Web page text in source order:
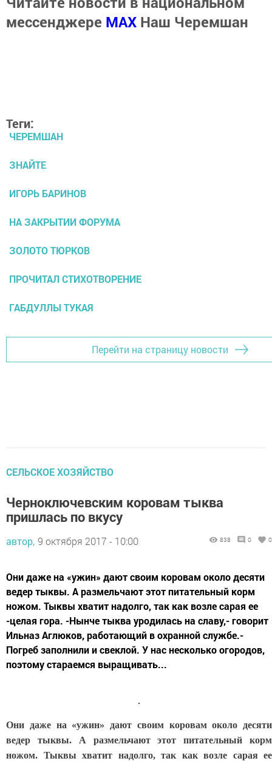
мессенджере MАХ Наш Черемшан
Теги:
ЧЕРЕМШАН
ЗНАЙТЕ
ИГОРЬ БАРИНОВ
НА ЗАКРЫТИИ ФОРУМА
ЗОЛОТО ТЮРКОВ
ПРОЧИТАЛ СТИХОТВОРЕНИЕ
ГАБДУЛЛЫ ТУКАЯ
Перейти на страницу новости
СЕЛЬСКОЕ ХОЗЯЙСТВО
Черноключевским коровам тыква
пришлась по вкусу
автор, 9 октября 2017 - 10:00 838 0 0
Они даже на «ужин» дают своим коровам около десяти
ведер тыквы. А размельчают этот питательный корм
ножом. Тыквы хватит надолго, так как возле сарая ее
-целая гора. -Нынче тыква уродилась на славу,- говорит
Ильназ Аглюков, работающий в охранной службе.-
Погреб заполнили и свеклой. У нас несколько огородов,
поэтому стараемся выращивать...
Они даже на «ужин» дают своим коровам около десяти
ведер тыквы. А размельчают этот питательный корм
ножом. Тыквы хватит надолго, так как возле сарая ее